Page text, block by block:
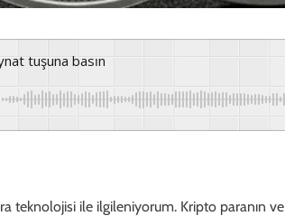
tuşuna basın
teknolojisi ile ilgileniyorum. Kripto paranın ve